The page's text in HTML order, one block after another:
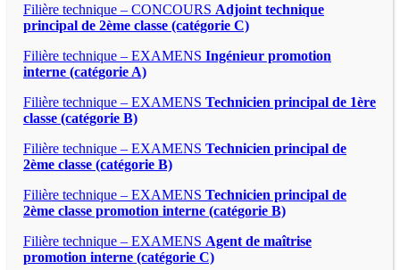
Filière technique – CONCOURS Adjoint technique
principal de 2ème classe (catégorie C)
Filière technique – EXAMENS Ingénieur promotion
interne (catégorie A)
Filière technique – EXAMENS Technicien principal de 1ère
classe (catégorie B)
Filière technique – EXAMENS Technicien principal de
2ème classe (catégorie B)
Filière technique – EXAMENS Technicien principal de
2ème classe promotion interne (catégorie B)
Filière technique – EXAMENS Agent de maîtrise
promotion interne (catégorie C)